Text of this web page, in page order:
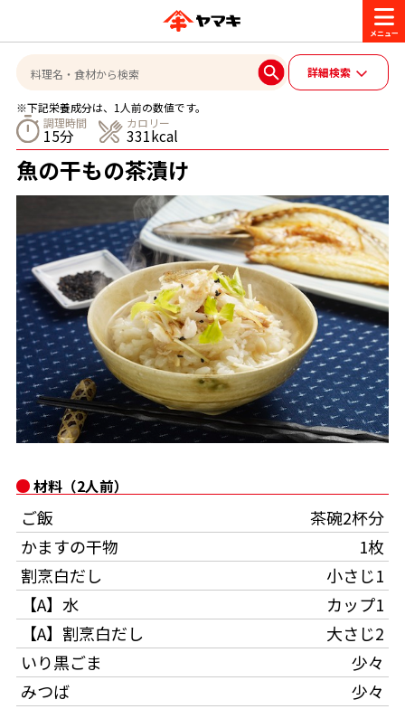
商品情報
ブランド一覧
ヤマキ『めんつゆ』 ヤマキ 割烹白だし
旨さ、別格。だし屋の鍋 韓福善シリーズ
レシピ
おいしいレシピを探す
おいしいレシピトップ
主食レシピ
主菜レシピ
汁物レシピ
おいしいレシピを商品から探す
かつお節レシピ
めんつゆレシピ
割烹白だしレシピ
かつお節・だしを楽しむ
かつお節・だしを知る
だしの取り方
かつお節の削り方
かつお節・だしをもっと知る
かつお節・だしを楽しむ
だしコミュ
CM・キャンペーン
CM
キャンペーン一覧
企業・採用情報
企業情報
- 百年対話
採用情報
- ジョブリターン制
お問い合わせ
ヤマキお客様相談室
オンラインショップ
Global
詳細検索
※下記栄養成分は、1人前の数値です。
調理時間
15分
カロリー
331kcal
魚の干もの茶漬け
材料（2人前）
ご飯
茶碗2杯分
かますの干物
1枚
割烹白だし
小さじ1
【A】水
カップ1
【A】割烹白だし
大さじ2
いり黒ごま
少々
みつば
少々